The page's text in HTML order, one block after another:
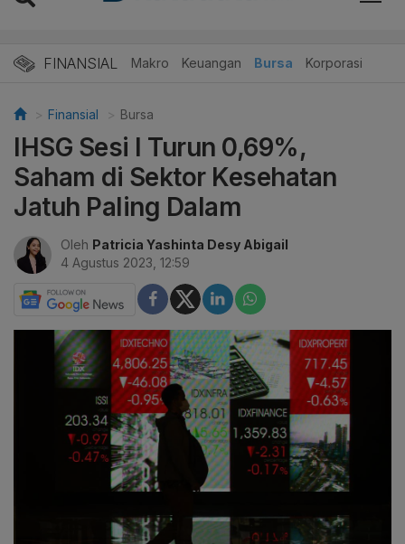
FINANSIAL Makro Keuangan Bursa Korporasi
Finansial Bursa
IHSG Sesi I Turun 0,69%,
Saham di Sektor Kesehatan
Jatuh Paling Dalam
Oleh Patricia Yashinta Desy Abigail
4 Agustus 2023, 12:59